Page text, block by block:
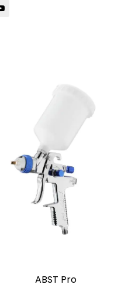
ABST Pro